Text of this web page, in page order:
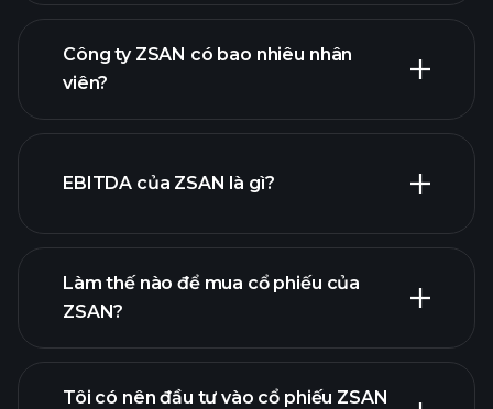
báo cáo tài chính
Công ty ZSAN có bao nhiêu nhân
viên?
nhà tuyển dụng lớn nhất
EBITDA của ZSAN là gì?
báo cáo tài chính
Làm thế nào để mua cổ phiếu của
ZSAN?
Tôi có nên đầu tư vào cổ phiếu ZSAN